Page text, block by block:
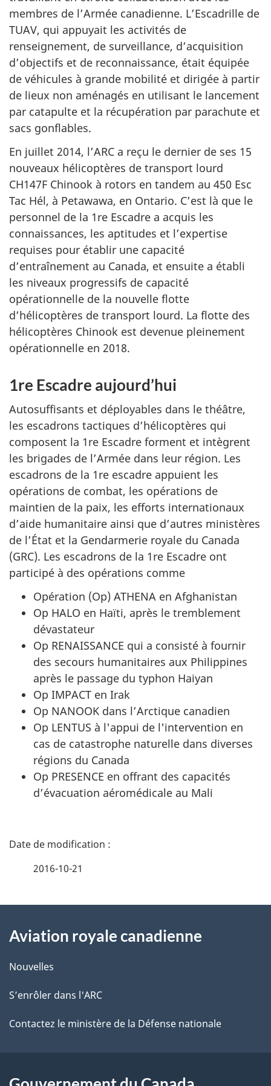
membres de l’Armée canadienne. L’Escadrille de
TUAV, qui appuyait les activités de
renseignement, de surveillance, d’acquisition
d’objectifs et de reconnaissance, était équipée
de véhicules à grande mobilité et dirigée à partir
de lieux non aménagés en utilisant le lancement
par catapulte et la récupération par parachute et
sacs gonflables.
En juillet 2014, l’ARC a reçu le dernier de ses 15
nouveaux hélicoptères de transport lourd
CH147F Chinook à rotors en tandem au 450 Esc
Tac Hél, à Petawawa, en Ontario. C’est là que le
personnel de la 1re Escadre a acquis les
connaissances, les aptitudes et l’expertise
requises pour établir une capacité
d’entraînement au Canada, et ensuite a établi
les niveaux progressifs de capacité
opérationnelle de la nouvelle flotte
d’hélicoptères de transport lourd. La flotte des
hélicoptères Chinook est devenue pleinement
opérationnelle en 2018.
1re Escadre aujourd’hui
Autosuffisants et déployables dans le théâtre,
les escadrons tactiques d’hélicoptères qui
composent la 1re Escadre forment et intègrent
les brigades de l’Armée dans leur région. Les
escadrons de la 1re escadre appuient les
opérations de combat, les opérations de
maintien de la paix, les efforts internationaux
d’aide humanitaire ainsi que d’autres ministères
de l’État et la Gendarmerie royale du Canada
(GRC). Les escadrons de la 1re Escadre ont
participé à des opérations comme
Opération (Op) ATHENA en Afghanistan
Op HALO en Haïti, après le tremblement
dévastateur
Op RENAISSANCE qui a consisté à fournir
des secours humanitaires aux Philippines
après le passage du typhon Haiyan
Op IMPACT en Irak
Op NANOOK dans l’Arctique canadien
Op LENTUS à l'appui de l'intervention en
cas de catastrophe naturelle dans diverses
régions du Canada
Op PRESENCE en offrant des capacités
d’évacuation aéromédicale au Mali
D
i
l
s
d
l
2016-10-21
propos
de
ce
site
Aviation royale canadienne
Nouvelles
S’enrôler dans l'ARC
Contactez le ministère de la Défense nationale